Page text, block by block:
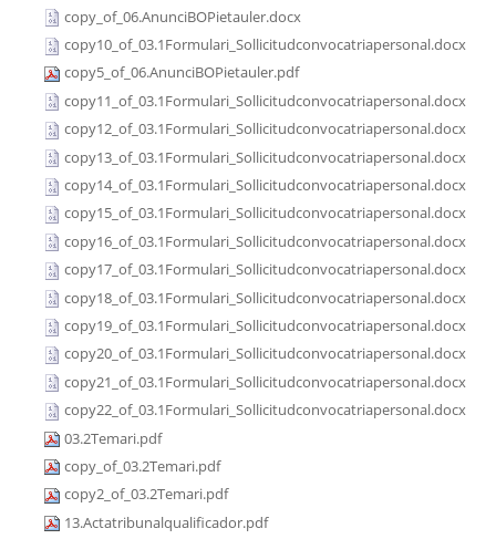
copy_of_06.AnunciBOPietauler.docx
copy10_of_03.1Formulari_Sollicitudconvocatriapersonal.docx
copy5_of_06.AnunciBOPietauler.pdf
copy11_of_03.1Formulari_Sollicitudconvocatriapersonal.docx
copy12_of_03.1Formulari_Sollicitudconvocatriapersonal.docx
copy13_of_03.1Formulari_Sollicitudconvocatriapersonal.docx
copy14_of_03.1Formulari_Sollicitudconvocatriapersonal.docx
copy15_of_03.1Formulari_Sollicitudconvocatriapersonal.docx
copy16_of_03.1Formulari_Sollicitudconvocatriapersonal.docx
copy17_of_03.1Formulari_Sollicitudconvocatriapersonal.docx
copy18_of_03.1Formulari_Sollicitudconvocatriapersonal.docx
copy19_of_03.1Formulari_Sollicitudconvocatriapersonal.docx
copy20_of_03.1Formulari_Sollicitudconvocatriapersonal.docx
copy21_of_03.1Formulari_Sollicitudconvocatriapersonal.docx
copy22_of_03.1Formulari_Sollicitudconvocatriapersonal.docx
03.2Temari.pdf
copy_of_03.2Temari.pdf
copy2_of_03.2Temari.pdf
13.Actatribunalqualificador.pdf